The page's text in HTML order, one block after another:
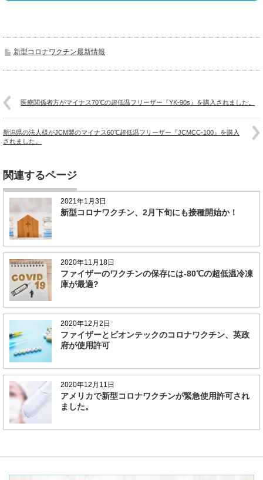
新型コロナワクチン最新情報
医療関係者方がマイナス70℃の超低温フリーザー『YK-90s』を購入されました。
新潟県の法人様がJCM製のマイナス60℃超低温フリーザー『JCMCC-100』を購入
されました。
関連するページ
2021年1月3日
新型コロナワクチン、2月下旬にも接種開始か！
2020年11月18日
ファイザーのワクチンの保存には-80℃の超低温冷凍
庫が最適?
2020年12月2日
ファイザーとビオンテックのコロナワクチン、英政
府が使用許可
2020年12月11日
アメリカで新型コロナワクチンが緊急使用許可され
ました。